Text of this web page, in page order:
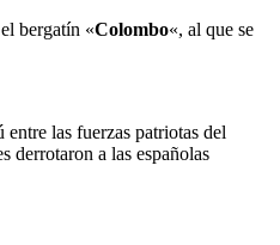
bergatín «Colombo«, al que se
entre las fuerzas patriotas del
derrotaron a las españolas